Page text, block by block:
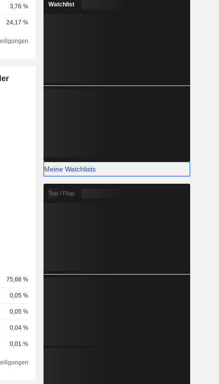
3,76 %
24,17 %
75,68 %
0,05 %
0,05 %
0,04 %
0,01 %
Watchlist
Meine Watchlists
Top / Flop